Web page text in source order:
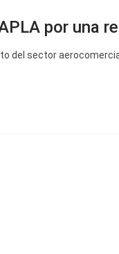
por una
del sector